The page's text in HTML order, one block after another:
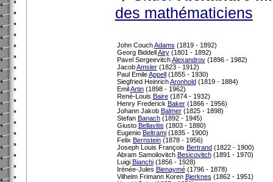
des mathématiciens
John CouchAdams (1819 - 1892)
Georg BiddellAiry(1801 - 1892)
Pavel SergeevitchAlexandrov(1896 - 1982)
JacobAmsler(1823 - 1912)
Paul EmileAppell(1855 - 1930)
Siegfried HeinrichAronhold(1819 - 1884)
EmilArtin(1898 - 1962)
René-Louis Baire(1874 - 1932)
Henry Frederick Baker(1866 - 1956)
Johann Jakob Balmer(1825 - 1898)
Stefan Banach(1892 - 1945)
Giusto Bellavitis (1803 - 1880)
Eugenio Beltrami(1835 - 1900)
Felix Bernstein(1878 - 1956)
Joseph Louis François Bertrand(1822 - 1900)
Abram Samoilovitch Besicovitch(1891 - 1970)
Luigi Bianchi(1856 - 1928)
Irénée-Jules Bienaymé(1796 - 1878)
Vilhelm Frimann Koren Bjerknes (1862 - 1951)